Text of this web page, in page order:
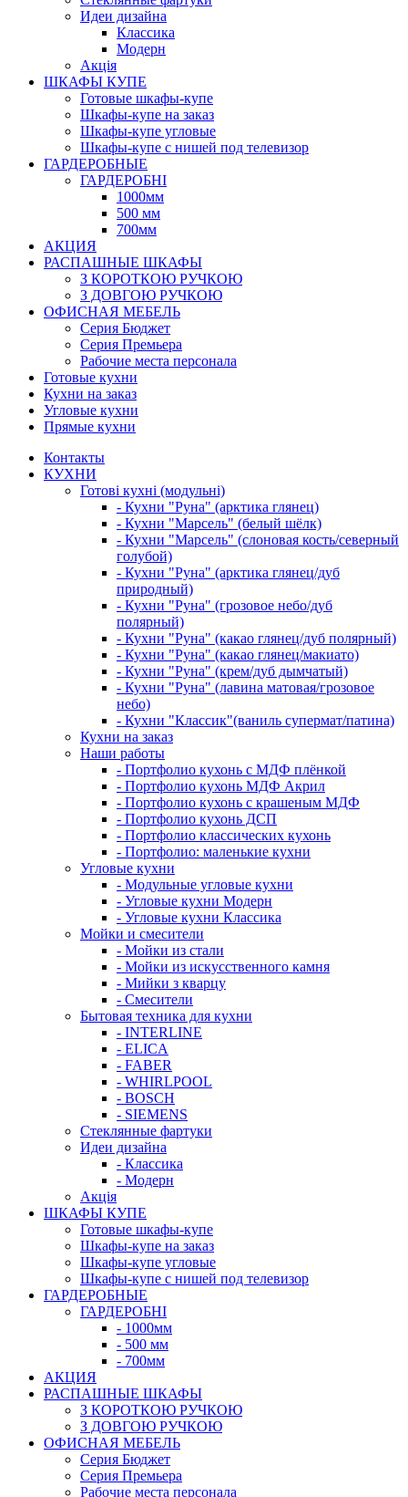
Идеи дизайна
Класcика
Модерн
Акція
ШКАФЫ КУПЕ
Готовые шкафы-купе
Шкафы-купе на заказ
Шкафы-купе угловые
Шкафы-купе с нишей под телевизор
ГАРДЕРОБНЫЕ
ГАРДЕРОБНІ
1000мм
500 мм
700мм
АКЦИЯ
РАСПАШНЫЕ ШКАФЫ
З КОРОТКОЮ РУЧКОЮ
З ДОВГОЮ РУЧКОЮ
ОФИСНАЯ МЕБЕЛЬ
Серия Бюджет
Серия Премьера
Рабочие места персонала
Готовые кухни
Кухни на заказ
Угловые кухни
Прямые кухни
Контакты
КУХНИ
Готові кухні (модульні)
- Кухни "Руна" (арктика глянец)
- Кухни "Марсель" (белый шёлк)
- Кухни "Марсель" (слоновая кость/северный
голубой)
- Кухни "Руна" (арктика глянец/дуб
природный)
- Кухни "Руна" (грозовое небо/дуб
полярный)
- Кухни "Руна" (какао глянец/дуб полярный)
- Кухни "Руна" (какао глянец/макиато)
- Кухни "Руна" (крем/дуб дымчатый)
- Кухни "Руна" (лавина матовая/грозовое
небо)
- Кухни "Классик"(ваниль супермат/патина)
Кухни на заказ
Наши работы
- Портфолио кухонь с МДФ плёнкой
- Портфолио кухонь МДФ Акрил
- Портфолио кухонь с крашеным МДФ
- Портфолио кухонь ДСП
- Портфолио классических кухонь
- Портфолио: маленькие кухни
Угловые кухни
- Модульные угловые кухни
- Угловые кухни Модерн
- Угловые кухни Классика
Мойки и смесители
- Мойки из стали
- Мойки из искусственного камня
- Мийки з кварцу
- Смесители
Бытовая техника для кухни
- INTERLINE
- ELICA
- FABER
- WHIRLPOOL
- BOSCH
- SIEMENS
Стеклянные фартуки
Идеи дизайна
- Класcика
- Модерн
Акція
ШКАФЫ КУПЕ
Готовые шкафы-купе
Шкафы-купе на заказ
Шкафы-купе угловые
Шкафы-купе с нишей под телевизор
ГАРДЕРОБНЫЕ
ГАРДЕРОБНІ
- 1000мм
- 500 мм
- 700мм
АКЦИЯ
РАСПАШНЫЕ ШКАФЫ
З КОРОТКОЮ РУЧКОЮ
З ДОВГОЮ РУЧКОЮ
ОФИСНАЯ МЕБЕЛЬ
Серия Бюджет
Серия Премьера
Рабочие места персонала